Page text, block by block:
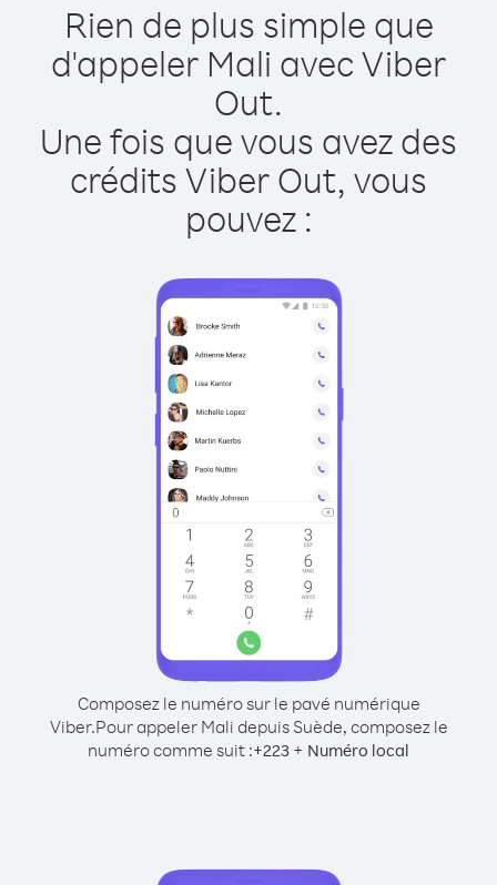
Rien de plus simple que
d'appeler Mali avec Viber
Out.
Une fois que vous avez des
crédits Viber Out, vous
pouvez :
Composez le numéro sur le pavé numérique
Viber.Pour appeler Mali depuis Suède, composez le
numéro comme suit :+223 + Numéro local